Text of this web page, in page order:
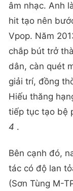
âm nhạc. Anh
hit tạo nên
Vpop. Năm
chắp bút trở
dân, càn quét
giải trí, đồng
Hiếu thăng
tiếp tục tạo bệ
4 .
Bên cạnh đó,
tác có độ lan
(Sơn Tùng M-